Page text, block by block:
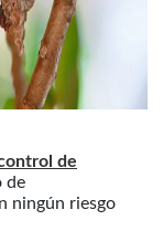
de
de
ningún riesgo